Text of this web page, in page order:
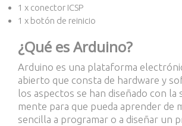
1 x conector ICSP
1 x botón de reinicio
¿Qué es Arduino?
Arduino es una plataforma
abierto que consta de hardware y
los aspectos se han diseñado con la
mente para que pueda aprender de
sencilla a programar o a diseñar un